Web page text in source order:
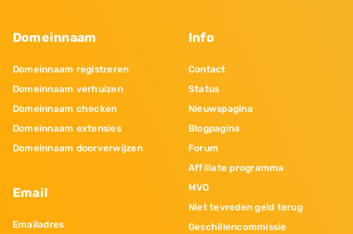
Domeinnaam
Domeinnaam registreren
Domeinnaam verhuizen
Domeinnaam checken
Domeinnaam extensies
Domeinnaam doorverwijzen
Email
Emailadres
Info
Contact
Status
Nieuwspagina
Blogpagina
Forum
Affiliate programma
MVO
Niet tevreden geld terug
Geschillencommissie